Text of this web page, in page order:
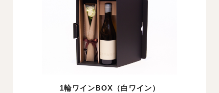
1輪ワインBOX（白ワイン）